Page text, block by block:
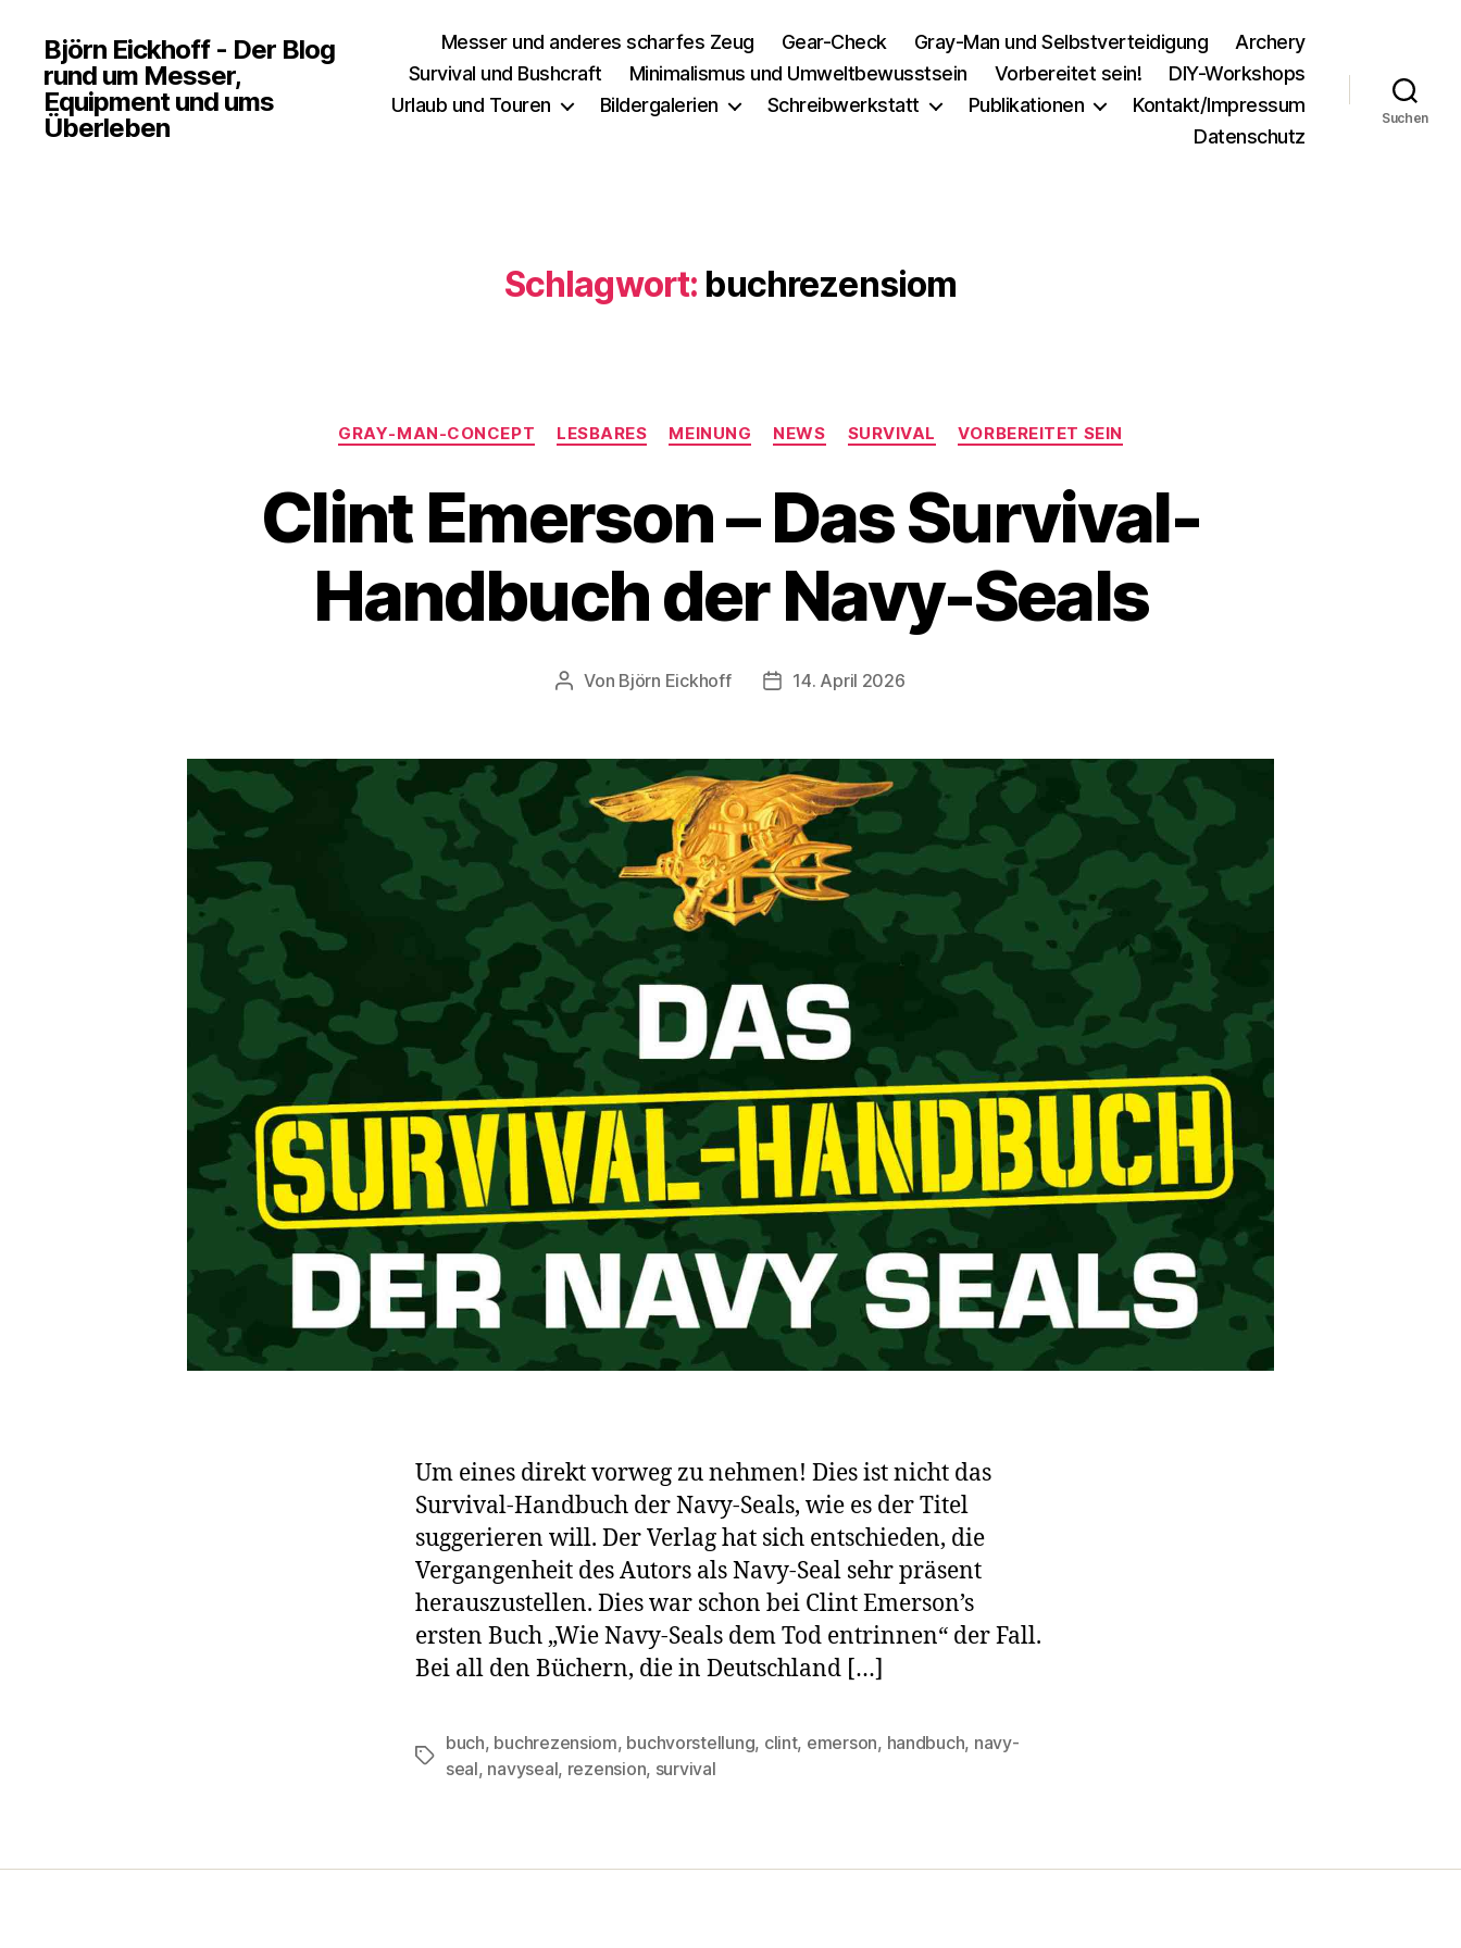
Björn Eickhoff - Der Blog
rund um Messer,
Equipment und ums
Überleben
Messer und anderes scharfes Zeug Gear-Check Gray-Man und Selbstverteidigung
Archery
Survival und Bushcraft
Minimalismus und Umweltbewusstsein Vorbereitet sein!
DIY-Workshops
Urlaub und Touren
Bildergalerien Schreibwerkstatt Publikationen
Kontakt/Impressum
Datenschutz
Suchen
Schlagwort: buchrezensiom
Kategorien
GRAY-MAN-CONCEPT LESBARES MEINUNG NEWS SURVIVAL VORBEREITET SEIN
Clint Emerson – Das Survival-
Handbuch der Navy-Seals
Beitragsautor
Von Björn Eickhoff Veröffentlichungsdatum
14. April 2026
Um eines direkt vorweg zu nehmen! Dies ist nicht das
Survival-Handbuch der Navy-Seals, wie es der Titel
suggerieren will. Der Verlag hat sich entschieden, die
Vergangenheit des Autors als Navy-Seal sehr präsent
herauszustellen. Dies war schon bei Clint Emerson’s
ersten Buch „Wie Navy-Seals dem Tod entrinnen“ der Fall.
Bei all den Büchern, die in Deutschland […]
Schlagwörter
buch, buchrezensiom, buchvorstellung, clint, emerson, handbuch, navy-
seal, navyseal, rezension, survival